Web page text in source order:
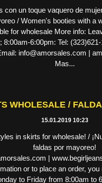
con un toque vaquero de
/ Women's booties with a
for wholesale More info:
8:00am-6:00pm: Tel:
info@amorsales.com |
Mas...
WHOLESALE /
15.01.2019 10:23
in skirts for wholesale! /
faldas por mayoreo!
|
or to place an order,
to Friday from 8:00am to